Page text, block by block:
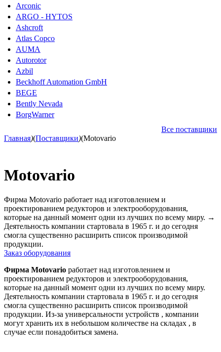
Arconic
ARGO - HYTOS
Ashcroft
Atlas Copco
AUMA
Autorotor
Azbil
Beckhoff Automation GmbH
BEGE
Bently Nevada
BorgWarner
Все поставщики
Главная)(Поставщики)(Motovario
Motovario
Фирма Motovario работает над изготовлением и
проектированием редукторов и электрооборудования,
которые на данный момент одни из лучших по всему миру. →
Деятельность компании стартовала в 1965 г. и до сегодня
смогла существенно расширить список производимой
продукции.
Заказ оборудования
Фирма Motovario работает над изготовлением и
проектированием редукторов и электрооборудования,
которые на данный момент одни из лучших по всему миру.
Деятельность компании стартовала в 1965 г. и до сегодня
смогла существенно расширить список производимой
продукции. Из-за универсальности устройств , компании
могут хранить их в небольшом количестве на складах , в
случае если понадобиться замена.